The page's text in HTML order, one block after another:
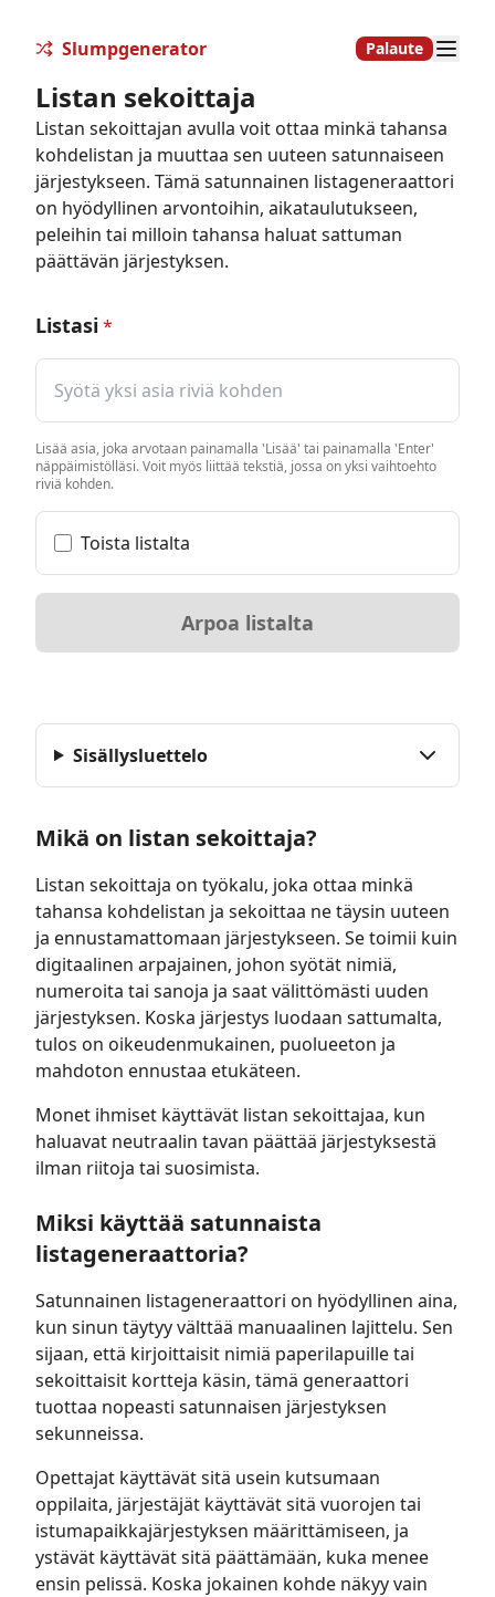
Slumpgenerator Palaute
Listan sekoittaja
Listan sekoittajan avulla voit ottaa minkä tahansa
kohdelistan ja muuttaa sen uuteen satunnaiseen
järjestykseen. Tämä satunnainen listageneraattori
on hyödyllinen arvontoihin, aikataulutukseen,
peleihin tai milloin tahansa haluat sattuman
päättävän järjestyksen.
Listasi*
Lisää asia, joka arvotaan painamalla 'Lisää' tai painamalla 'Enter'
näppäimistölläsi. Voit myös liittää tekstiä, jossa on yksi vaihtoehto
riviä kohden.
Toista listalta
Arpoa listalta
Sisällysluettelo
Mikä on listan sekoittaja?
Listan sekoittaja on työkalu, joka ottaa minkä
tahansa kohdelistan ja sekoittaa ne täysin uuteen
ja ennustamattomaan järjestykseen. Se toimii kuin
digitaalinen arpajainen, johon syötät nimiä,
numeroita tai sanoja ja saat välittömästi uuden
järjestyksen. Koska järjestys luodaan sattumalta,
tulos on oikeudenmukainen, puolueeton ja
mahdoton ennustaa etukäteen.
Monet ihmiset käyttävät listan sekoittajaa, kun
haluavat neutraalin tavan päättää järjestyksestä
ilman riitoja tai suosimista.
Miksi käyttää satunnaista
listageneraattoria?
Satunnainen listageneraattori on hyödyllinen aina,
kun sinun täytyy välttää manuaalinen lajittelu. Sen
sijaan, että kirjoittaisit nimiä paperilapuille tai
sekoittaisit kortteja käsin, tämä generaattori
tuottaa nopeasti satunnaisen järjestyksen
sekunneissa.
Opettajat käyttävät sitä usein kutsumaan
oppilaita, järjestäjät käyttävät sitä vuorojen tai
istumapaikkajärjestyksen määrittämiseen, ja
ystävät käyttävät sitä päättämään, kuka menee
ensin pelissä. Koska jokainen kohde näkyy vain